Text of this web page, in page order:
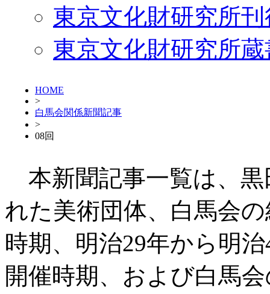
東京文化財研究所
東京文化財研究所
HOME
>
白馬会関係新聞記事
>
08回
本新聞記事一覧は、黒
れた美術団体、白馬会
時期、明治29年から明
開催時期、および白馬